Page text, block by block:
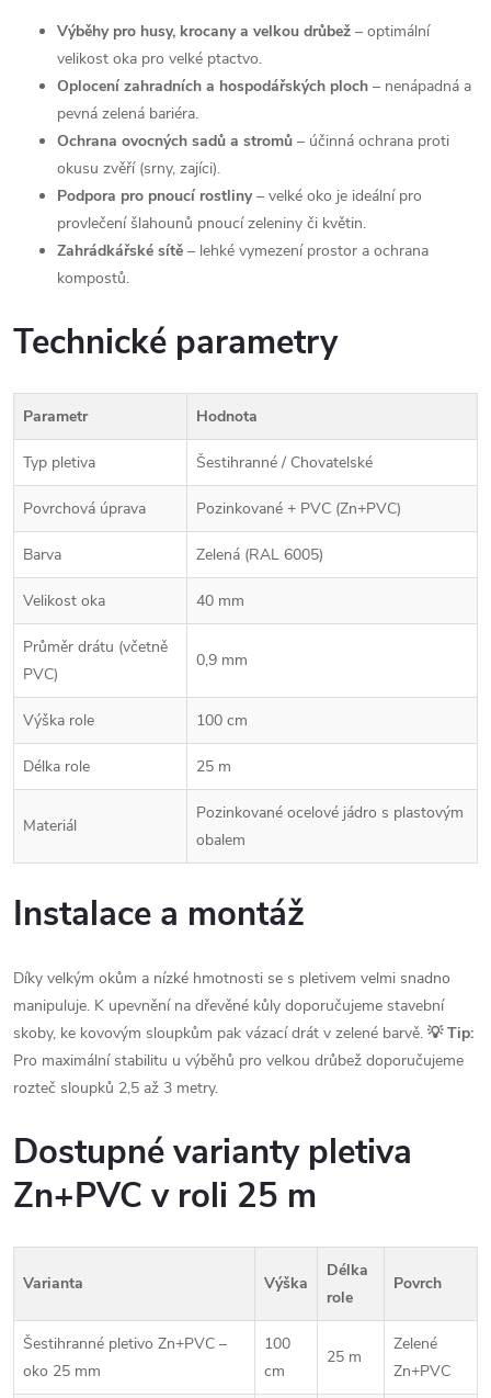
Výběhy pro husy, krocany a velkou drůbež – optimální
velikost oka pro velké ptactvo.
Oplocení zahradních a hospodářských ploch – nenápadná a
pevná zelená bariéra.
Ochrana ovocných sadů a stromů – účinná ochrana proti
okusu zvěří (srny, zajíci).
Podpora pro pnoucí rostliny– velké oko je ideální pro
provlečení šlahounů pnoucí zeleniny či květin.
Zahrádkářské sítě – lehké vymezení prostor a ochrana
kompostů.
Technické parametry
Parametr Hodnota
Typ pletiva Šestihranné / Chovatelské
Povrchová úprava Pozinkované + PVC (Zn+PVC)
Barva Zelená (RAL 6005)
Velikost oka 40 mm
Průměr drátu (včetně
PVC)
0,9 mm
Výška role 100 cm
Délka role 25 m
Materiál
Pozinkované ocelové jádro s plastovým
obalem
Instalace a montáž
Díky velkým okům a nízké hmotnosti se s pletivem velmi snadno
manipuluje. K upevnění na dřevěné kůly doporučujeme stavební
skoby, ke kovovým sloupkům pak vázací drát v zelené barvě. 💡 Tip:
Pro maximální stabilitu u výběhů pro velkou drůbež doporučujeme
rozteč sloupků 2,5 až 3 metry.
Dostupné varianty pletiva
Zn+PVC v roli 25 m
Varianta Výška
Délka
role
Povrch
Šestihranné pletivo Zn+PVC –
oko 25 mm
100
cm
25 m
Zelené
Zn+PVC